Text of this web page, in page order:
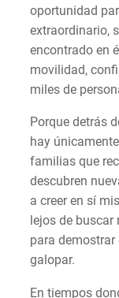
oportunidad
extraordinario,
encontrado en
movilidad,
miles de
Porque detrás
hay
familias que
descubren
a creer en sí
lejos de
para
galopar.
En tiempos